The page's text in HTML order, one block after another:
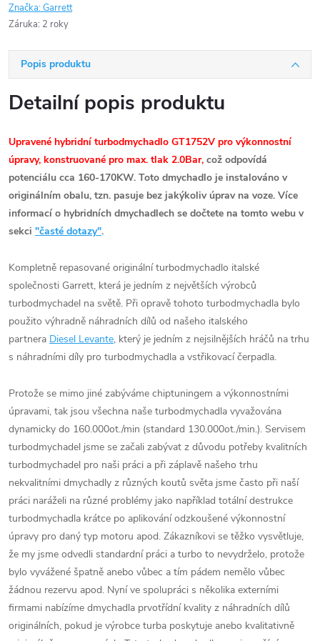
Značka:Garrett
Záruka: 2 roky
Popis produktu
Detailní popis produktu
Upravené hybridní turbodmychadlo GT1752V pro výkonnostní
úpravy, konstruované pro max. tlak 2.0Bar, což odpovídá
potenciálu cca 160-170KW. Toto dmychadlo je instalováno v
originálním obalu, tzn. pasuje bez jakýkoliv úprav na voze. Více
informací o hybridních dmychadlech se dočtete na tomto webu v
sekci "časté dotazy".
Kompletně repasované originální turbodmychadlo italské
společnosti Garrett, která je jedním z největších výrobců
turbodmychadel na světě. Při opravě tohoto turbodmychadla bylo
použito výhradně náhradních dílů od našeho italského
partnera Diesel Levante, který je jedním z nejsilnějších hráčů na trhu
s náhradními díly pro turbodmychadla a vstřikovací čerpadla.
Protože se mimo jiné zabýváme chiptuningem a výkonnostními
úpravami, tak jsou všechna naše turbodmychadla vyvažována
dynamicky do 160.000ot./min (standard 130.000ot./min.). Servisem
turbodmychadel jsme se začali zabývat z důvodu potřeby kvalitních
turbodmychadel pro naši práci a při záplavě našeho trhu
nekvalitními dmychadly z různých koutů světa jsme často při naší
práci naráželi na různé problémy jako například totální destrukce
turbodmychadla krátce po aplikování odzkoušené výkonnostní
úpravy pro daný typ motoru apod. Zákazníkovi se těžko vysvětluje,
že my jsme odvedli standardní práci a turbo to nevydrželo, protože
bylo vyvážené špatně anebo vůbec a tím pádem nemělo vůbec
žádnou rezervu apod. Nyní ve spolupráci s několika externími
firmami nabízíme dmychadla prvotřídní kvality z náhradních dílů
originálních, pokud je výrobce turba poskytuje anebo kvalitativně